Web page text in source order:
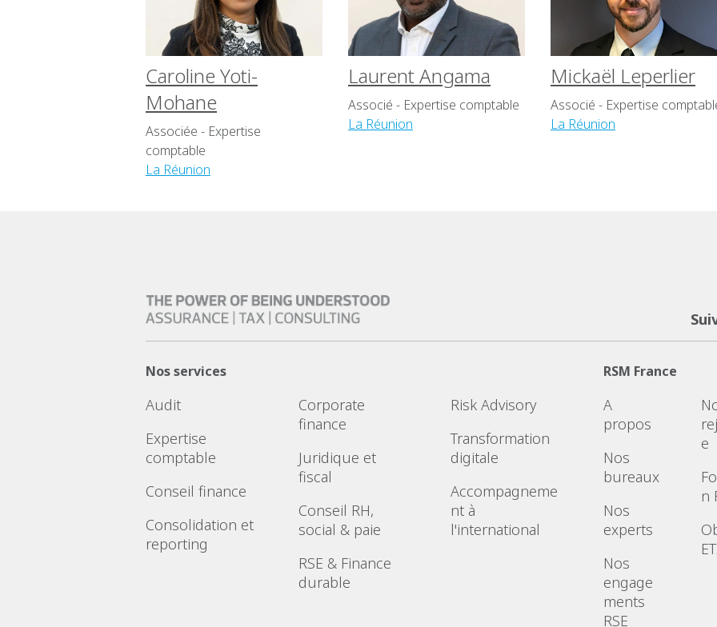
Caroline Yoti-
Mohane
Associée - Expertise
comptable
La Réunion
Laurent Angama
Associé - Expertise comptable
La Réunion
Mickaël Leperlier
Associé - Expertise
La Réunion
Nos services
Audit
Expertise
comptable
Conseil finance
Consolidation et
reporting
Corporate
finance
Juridique et
fiscal
Conseil RH,
social & paie
RSE & Finance
durable
Risk Advisory
Transformation
digitale
Accompagneme
nt à
l'international
RSM France
A
propos
Nos
bureaux
Nos
experts
Nos
engage
ments
RSE
e
n